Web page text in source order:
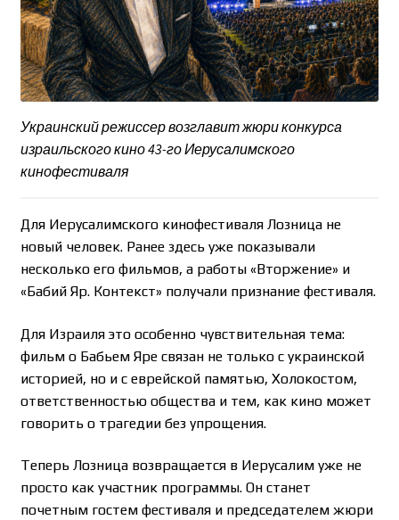
Украинский режиссер возглавит жюри конкурса
израильского кино 43-го Иерусалимского
кинофестиваля
Для Иерусалимского кинофестиваля Лозница не
новый человек. Ранее здесь уже показывали
несколько его фильмов, а работы «Вторжение» и
«Бабий Яр. Контекст» получали признание фестиваля.
Для Израиля это особенно чувствительная тема:
фильм о Бабьем Яре связан не только с украинской
историей, но и с еврейской памятью, Холокостом,
ответственностью общества и тем, как кино может
говорить о трагедии без упрощения.
Теперь Лозница возвращается в Иерусалим уже не
просто как участник программы. Он станет
почетным гостем фестиваля и председателем жюри